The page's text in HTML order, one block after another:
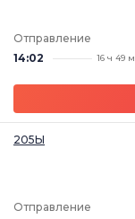
Отправление
14:02
16 ч 49 м
205Ы
Отправление